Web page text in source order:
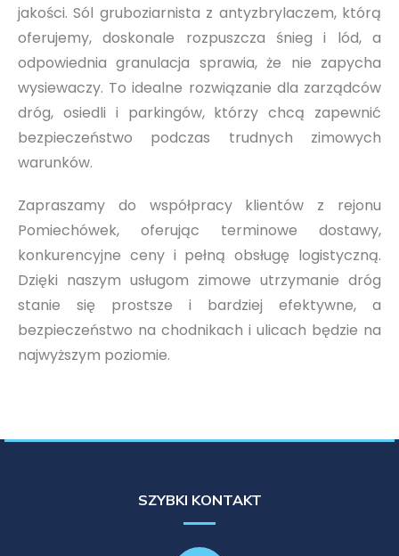
jakości. Sól gruboziarnista z antyzbrylaczem, którą
oferujemy, doskonale rozpuszcza śnieg i lód, a
odpowiednia granulacja sprawia, że nie zapycha
wysiewaczy. To idealne rozwiązanie dla zarządców
dróg, osiedli i parkingów, którzy chcą zapewnić
bezpieczeństwo podczas trudnych zimowych
warunków.
Zapraszamy do współpracy klientów z rejonu
Pomiechówek, oferując terminowe dostawy,
konkurencyjne ceny i pełną obsługę logistyczną.
Dzięki naszym usługom zimowe utrzymanie dróg
stanie się prostsze i bardziej efektywne, a
bezpieczeństwo na chodnikach i ulicach będzie na
najwyższym poziomie.
SZYBKI KONTAKT